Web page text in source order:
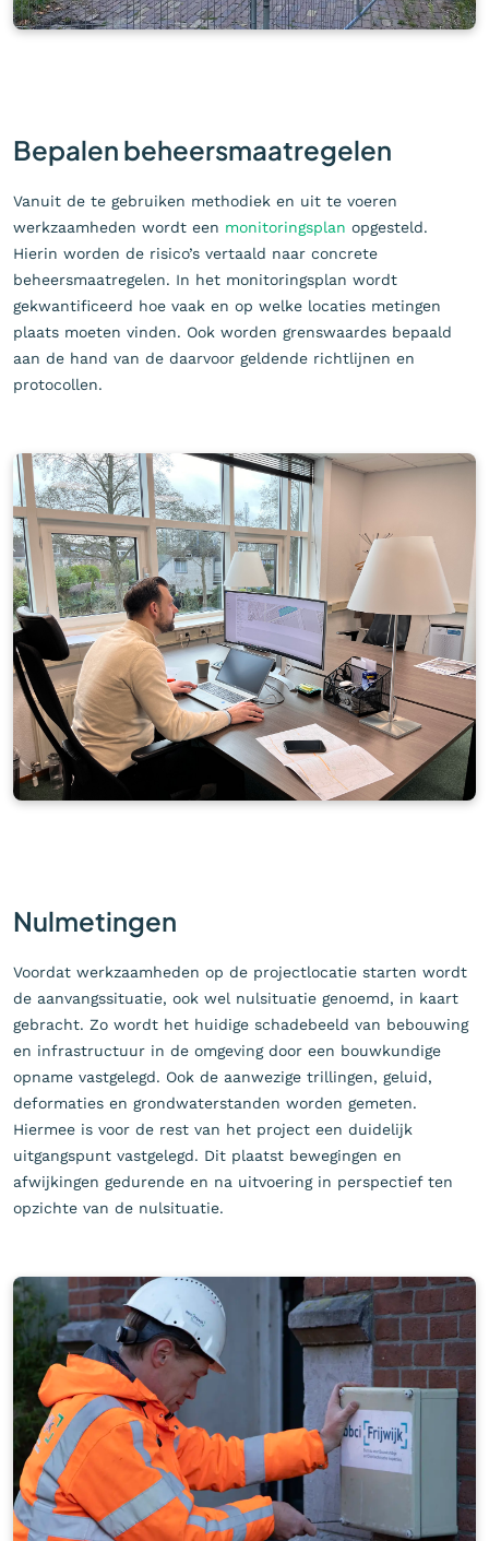
Bepalen beheersmaatregelen
Vanuit de te gebruiken methodiek en uit te voeren
werkzaamheden wordt een monitoringsplan opgesteld.
Hierin worden de risico’s vertaald naar concrete
beheersmaatregelen. In het monitoringsplan wordt
gekwantificeerd hoe vaak en op welke locaties metingen
plaats moeten vinden. Ook worden grenswaardes bepaald
aan de hand van de daarvoor geldende richtlijnen en
protocollen.
Nulmetingen
Voordat werkzaamheden op de projectlocatie starten wordt
de aanvangssituatie, ook wel nulsituatie genoemd, in kaart
gebracht. Zo wordt het huidige schadebeeld van bebouwing
en infrastructuur in de omgeving door een bouwkundige
opname vastgelegd. Ook de aanwezige trillingen, geluid,
deformaties en grondwaterstanden worden gemeten.
Hiermee is voor de rest van het project een duidelijk
uitgangspunt vastgelegd. Dit plaatst bewegingen en
afwijkingen gedurende en na uitvoering in perspectief ten
opzichte van de nulsituatie.